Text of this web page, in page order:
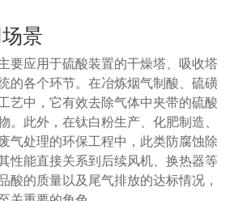
景
要应用于硫酸装置的干燥塔、吸收塔
的各个环节。在冶炼烟气制酸、硫磺
艺中，它有效去除气体中夹带的硫酸
。此外，在钛白粉生产、化肥制造、
气处理的环保工程中，此类防腐蚀除
性能直接关系到后续风机、换热器等
酸的质量以及尾气排放的达标情况，